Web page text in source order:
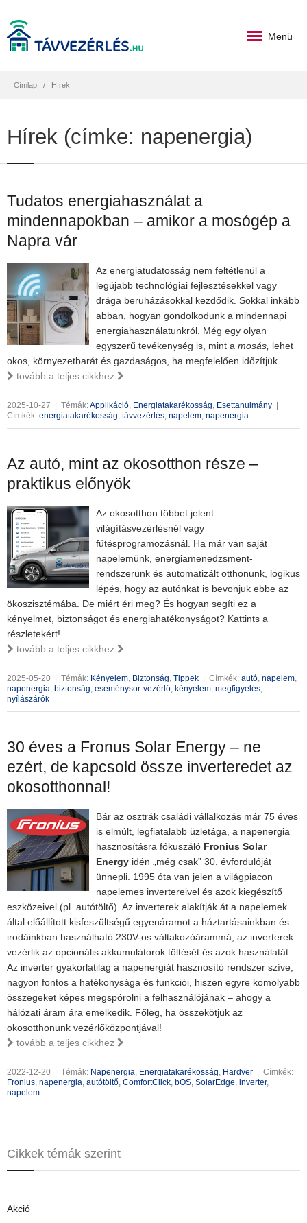
Menü
Címlap Hírek
Hírek (címke: napenergia)
Tudatos energiahasználat a
mindennapokban – amikor a mosógép a
Napra vár
Az energiatudatosság nem feltétlenül a
legújabb technológiai fejlesztésekkel vagy
drága beruházásokkal kezdődik. Sokkal inkább
abban, hogyan gondolkodunk a mindennapi
energiahasználatunkról. Még egy olyan
egyszerű tevékenység is, mint a mosás, lehet
okos, környezetbarát és gazdaságos, ha megfelelően időzítjük.
tovább a teljes cikkhez
2025-10-27 Témák:Applikáció, Energiatakarékosság, Esettanulmány
Címkék: energiatakarékosság, távvezérlés, napelem, napenergia
Az autó, mint az okosotthon része –
praktikus előnyök
Az okosotthon többet jelent
világításvezérlésnél vagy
fűtésprogramozásnál. Ha már van saját
napelemünk, energiamenedzsment-
rendszerünk és automatizált otthonunk, logikus
lépés, hogy az autónkat is bevonjuk ebbe az
ökoszisztémába. De miért éri meg? És hogyan segíti ez a
kényelmet, biztonságot és energiahatékonyságot? Kattints a
részletekért!
tovább a teljes cikkhez
2025-05-20 Témák: Kényelem, Biztonság, Tippek Címkék: autó, napelem,
napenergia, biztonság, eseménysor-vezérlő, kényelem, megfigyelés,
nyílászárók
30 éves a Fronus Solar Energy – ne
ezért, de kapcsold össze inverteredet az
okosotthonnal!
Bár az osztrák családi vállalkozás már 75 éves
is elmúlt, legfiatalabb üzletága, a napenergia
hasznosításra fókuszáló Fronius Solar
Energy idén „még csak” 30. évfordulóját
ünnepli. 1995 óta van jelen a világpiacon
napelemes invertereivel és azok kiegészítő
eszközeivel (pl. autótöltő). Az inverterek alakítják át a napelemek
által előállított kisfeszültségű egyenáramot a háztartásainkban és
irodáinkban használható 230V-os váltakozóárammá, az inverterek
vezérlik az opcionális akkumulátorok töltését és azok használatát.
Az inverter gyakorlatilag a napenergiát hasznosító rendszer szíve,
nagyon fontos a hatékonysága és funkciói, hiszen egyre komolyabb
összegeket képes megspórolni a felhasználójának – ahogy a
hálózati áram ára emelkedik. Főleg, ha összekötjük az
okosotthonunk vezérlőközpontjával!
tovább a teljes cikkhez
2022-12-20 Témák: Napenergia, Energiatakarékosság, Hardver
Címkék:
Fronius, napenergia, autótöltő, ComfortClick, bOS, SolarEdge, inverter,
napelem
Cikkek témák szerint
Akció